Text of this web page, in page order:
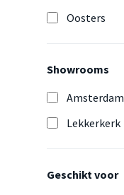
Oosters
Showrooms
Amsterdam
Lekkerkerk
Geschikt voor